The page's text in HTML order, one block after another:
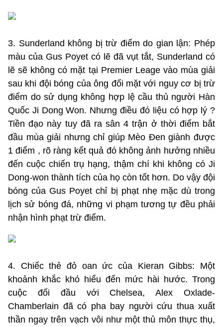
3. Sunderland không bị trừ điểm do gian lận: Phép
màu của Gus Poyet có lẽ đã vụt tắt, Sunderland có
lẽ sẽ không có mặt tại Premier Leage vào mùa giải
sau khi đội bóng của ông đối mặt với nguy cơ bị trừ
điểm do sử dụng không hợp lệ cầu thủ người Hàn
Quốc Ji Dong Won. Nhưng điều đó liệu có hợp lý ?
Tiền đạo này tuy đã ra sân 4 trận ở thời điểm bắt
đầu mùa giải nhưng chỉ giúp Mèo Đen giành được
1 điểm , rõ ràng kết quả đó không ảnh hưởng nhiều
đến cuộc chiến trụ hạng, thậm chí khi không có Ji
Dong-won thành tích của họ còn tốt hơn. Do vậy đội
bóng của Gus Poyet chỉ bị phạt nhẹ mặc dù trong
lịch sử bóng đá, những vi phạm tương tự đều phải
nhận hình phạt trừ điểm.
4. Chiếc thẻ đỏ oan ức của Kieran Gibbs: Một
khoảnh khắc khó hiểu đến mức hài hước. Trong
cuộc đối đầu với Chelsea, Alex Oxlade-
Chamberlain đã có pha bay người cứu thua xuất
thần ngay trên vạch vôi như một thủ môn thực thụ,